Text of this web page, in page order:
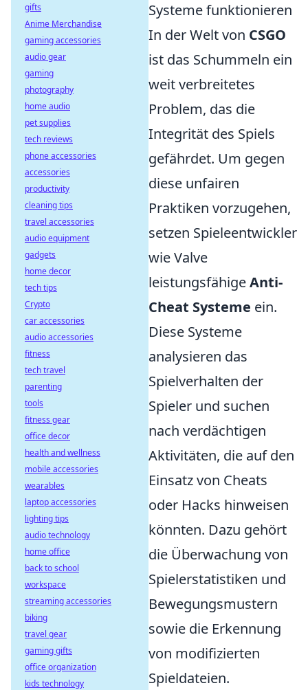
Systeme funktionieren
In der Welt von CSGO
ist das Schummeln ein
weit verbreitetes
Problem, das die
Integrität des Spiels
gefährdet. Um gegen
diese unfairen
Praktiken vorzugehen,
setzen Spieleentwickler
wie Valve
leistungsfähigeAnti-
Cheat Systeme ein.
Diese Systeme
analysieren das
Spielverhalten der
Spieler und suchen
nach verdächtigen
Aktivitäten, die auf den
Einsatz von Cheats
oder Hacks hinweisen
könnten. Dazu gehört
die Überwachung von
Spielerstatistiken und
Bewegungsmustern
sowie die Erkennung
von modifizierten
Spieldateien.
gifts
Anime Merchandise
gaming accessories
audio gear
gaming
photography
home audio
pet supplies
tech reviews
phone accessories
accessories
productivity
cleaning tips
travel accessories
audio equipment
gadgets
home decor
tech tips
Crypto
car accessories
audio accessories
fitness
tech travel
parenting
tools
fitness gear
office decor
health and wellness
mobile accessories
wearables
laptop accessories
lighting tips
audio technology
home office
back to school
workspace
streaming accessories
biking
travel gear
gaming gifts
office organization
kids technology